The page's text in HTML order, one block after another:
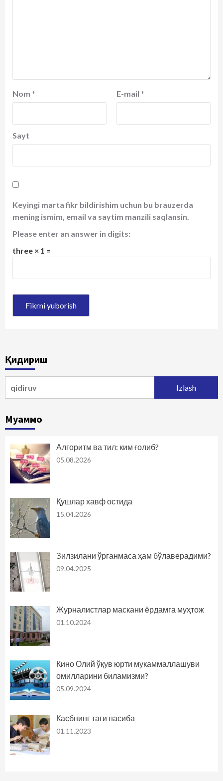
Nom * E-mail *
Sayt
Keyingi marta fikr bildirishim uchun bu brauzerda
mening ismim, email va saytim manzili saqlansin.
Please enter an answer in digits:
three × 1 =
Қидириш
Муаммо
Алгоритм ва тил: ким ғолиб?
05.08.2026
Қушлар хавф остида
15.04.2026
Зилзилани ўрганмаса ҳам бўлаверадими?
09.04.2025
Журналистлар маскани ёрдамга муҳтож
01.10.2024
Кино Олий ўқув юрти мукаммаллашуви
омилларини биламизми?
05.09.2024
Касбнинг таги насиба
01.11.2023